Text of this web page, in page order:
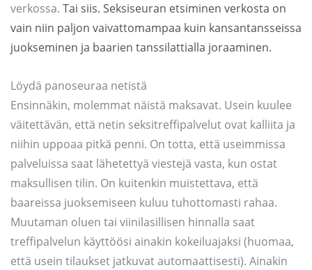
verkossa. Tai siis. Seksiseuran etsiminen verkosta on
vain niin paljon vaivattomampaa kuin kansantansseissa
juokseminen ja baarien tanssilattialla joraaminen.
Löydä panoseuraa netistä
Ensinnäkin, molemmat näistä maksavat. Usein kuulee
väitettävän, että netin seksitreffipalvelut ovat kalliita ja
niihin uppoaa pitkä penni. On totta, että useimmissa
palveluissa saat lähetettyä viestejä vasta, kun ostat
maksullisen tilin. On kuitenkin muistettava, että
baareissa juoksemiseen kuluu tuhottomasti rahaa.
Muutaman oluen tai viinilasillisen hinnalla saat
treffipalvelun käyttöösi ainakin kokeiluajaksi (huomaa,
että usein tilaukset jatkuvat automaattisesti). Ainakin